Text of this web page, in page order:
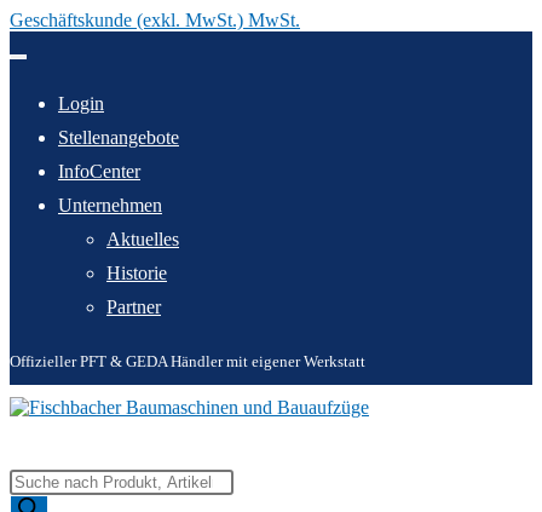
Geschäftskunde (exkl. MwSt.) MwSt.
Inhalt
Login
Stellenangebote
InfoCenter
Unternehmen
Aktuelles
Historie
Partner
Offizieller PFT & GEDA Händler mit eigener Werkstatt
Products
search